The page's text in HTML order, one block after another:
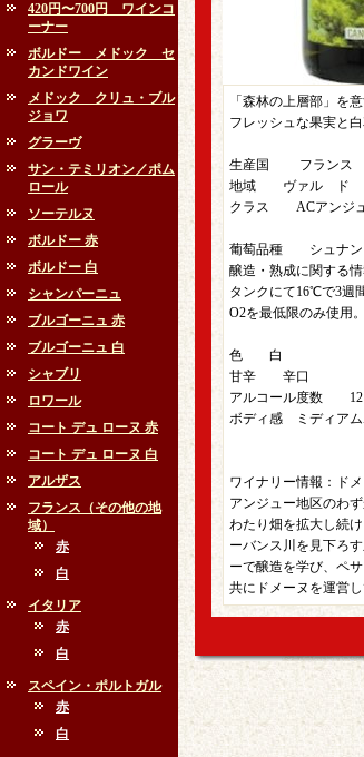
420円〜700円 ワインコ
ーナー
ボルドー メドック セ
カンドワイン
メドック クリュ・ブル
ジョワ
グラーヴ
サン・テミリオン／ポム
ロール
ソーテルヌ
ボルドー 赤
ボルドー 白
シャンパーニュ
ブルゴーニュ 赤
ブルゴーニュ 白
シャブリ
ロワール
コート デュ ローヌ 赤
コート デュ ローヌ 白
アルザス
フランス（その他の地
域）
赤
白
イタリア
赤
白
スペイン・ポルトガル
赤
白
「森林の上層部」を
フレッシュな果実と
生産国 フランス
地域 ヴァル ド
クラス ACアンジ
葡萄品種 シュナン
醸造・熟成に関する
タンクにて16℃で3週
O2を最低限のみ使用。
色 白
甘辛 辛口
アルコール度数 12
ボディ感 ミディアム
ワイナリー情報：ド
アンジュー地区のわ
わたり畑を拡大し続
ーバンス川を見下ろ
ーで醸造を学び、ペ
共にドメーヌを運営